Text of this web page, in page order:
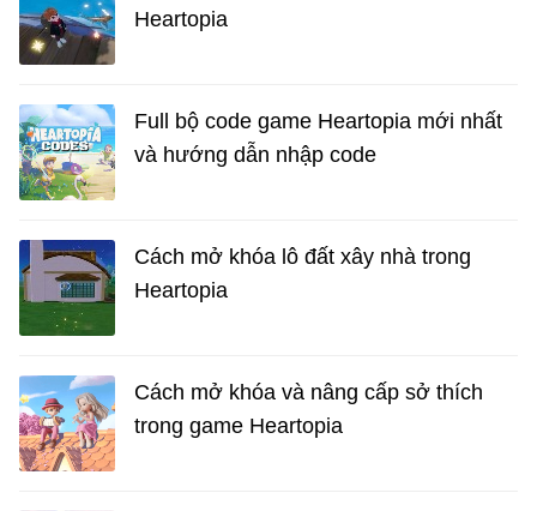
Heartopia
Full bộ code game Heartopia mới nhất
và hướng dẫn nhập code
Cách mở khóa lô đất xây nhà trong
Heartopia
Cách mở khóa và nâng cấp sở thích
trong game Heartopia